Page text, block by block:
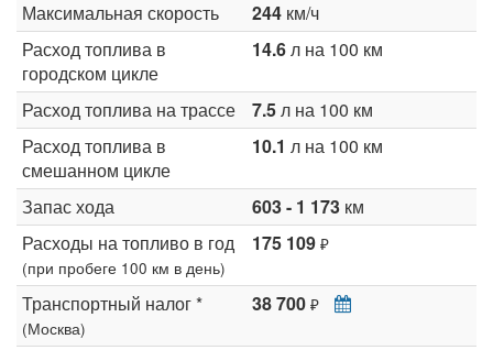
Максимальная скорость
244 км/ч
Расход топлива в
городском цикле
14.6л на 100 км
Расход топлива на трассе 7.5л на 100 км
Расход топлива в
смешанном цикле
10.1 л на 100 км
Запас хода 603 - 1 173 км
Расходы на топливо в год
(при пробеге 100 км в день)
175 109 ₽
Транспортный налог *
(Москва)
38 700 ₽